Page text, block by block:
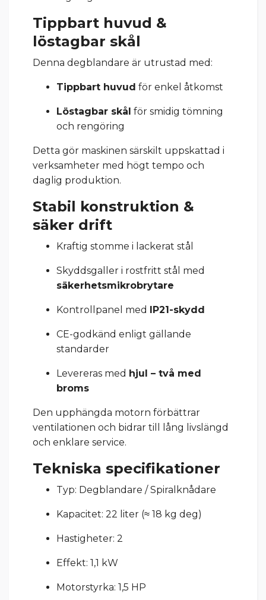
Tippbart huvud &
löstagbar skål
Denna degblandare är utrustad med:
Tippbart huvud för enkel åtkomst
Löstagbar skål för smidig tömning
och rengöring
Detta gör maskinen särskilt uppskattad i
verksamheter med högt tempo och
daglig produktion.
Stabil konstruktion &
säker drift
Kraftig stomme i lackerat stål
Skyddsgaller i rostfritt stål med
säkerhetsmikrobrytare
Kontrollpanel med IP21-skydd
CE-godkänd enligt gällande
standarder
Levereras med hjul – två med
broms
Den upphängda motorn förbättrar
ventilationen och bidrar till lång livslängd
och enklare service.
Tekniska specifikationer
Typ: Degblandare / Spiralknådare
Kapacitet: 22 liter (≈ 18 kg deg)
Hastigheter: 2
Effekt: 1,1 kW
Motorstyrka: 1,5 HP